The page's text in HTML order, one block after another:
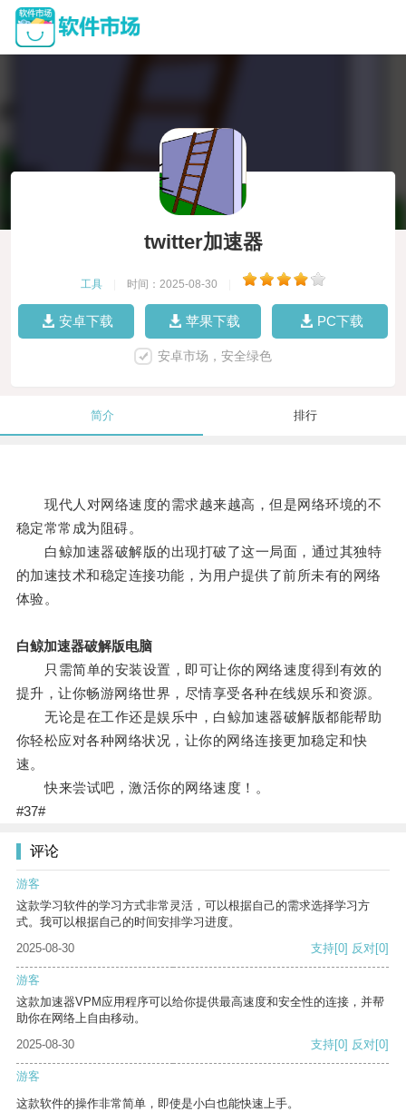
twitter加速器
工具 时间：2025-08-30
安卓下载 苹果下载 PC下载
安卓市场，安全绿色
简介 排行
现代人对网络速度的需求越来越高，但是网络环境的不
稳定常常成为阻碍。
白鲸加速器破解版的出现打破了这一局面，通过其独特
的加速技术和稳定连接功能，为用户提供了前所未有的网络
体验。
白鲸加速器破解版电脑
只需简单的安装设置，即可让你的网络速度得到有效的
提升，让你畅游网络世界，尽情享受各种在线娱乐和资源。
无论是在工作还是娱乐中，白鲸加速器破解版都能帮助
你轻松应对各种网络状况，让你的网络连接更加稳定和快
速。
快来尝试吧，激活你的网络速度！。
#37#
评论
游客
这款学习软件的学习方式非常灵活，可以根据自己的需求选择学习方
式。我可以根据自己的时间安排学习进度。
2025-08-30
支持[0] 反对[0]
游客
这款加速器VPM应用程序可以给你提供最高速度和安全性的连接，并帮
助你在网络上自由移动。
2025-08-30
支持[0] 反对[0]
游客
这款软件的操作非常简单，即使是小白也能快速上手。